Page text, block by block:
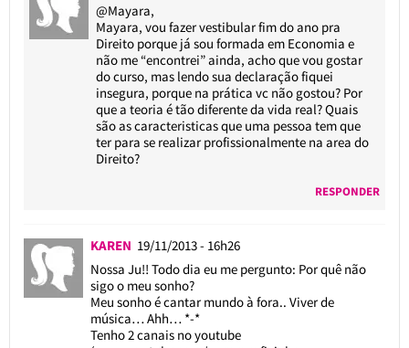
@Mayara,
Mayara, vou fazer vestibular fim do ano pra
Direito porque já sou formada em Economia e
não me “encontrei” ainda, acho que vou gostar
do curso, mas lendo sua declaração fiquei
insegura, porque na prática vc não gostou? Por
que a teoria é tão diferente da vida real? Quais
são as caracteristicas que uma pessoa tem que
ter para se realizar profissionalmente na area do
Direito?
RESPONDER
KAREN 19/11/2013 - 16h26
Nossa Ju!! Todo dia eu me pergunto: Por quê não
sigo o meu sonho?
Meu sonho é cantar mundo à fora.. Viver de
música… Ahh… *-*
Tenho 2 canais no youtube